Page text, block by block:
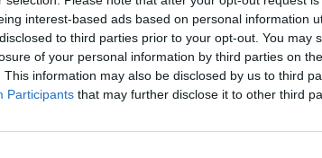
interest-based ads based on personal information
to third parties prior to your opt-out. You may
of your personal information by third parties on
This information may also be disclosed by us to third
Participants that may further disclose it to other third
és a hivatalos javítókulcsot.